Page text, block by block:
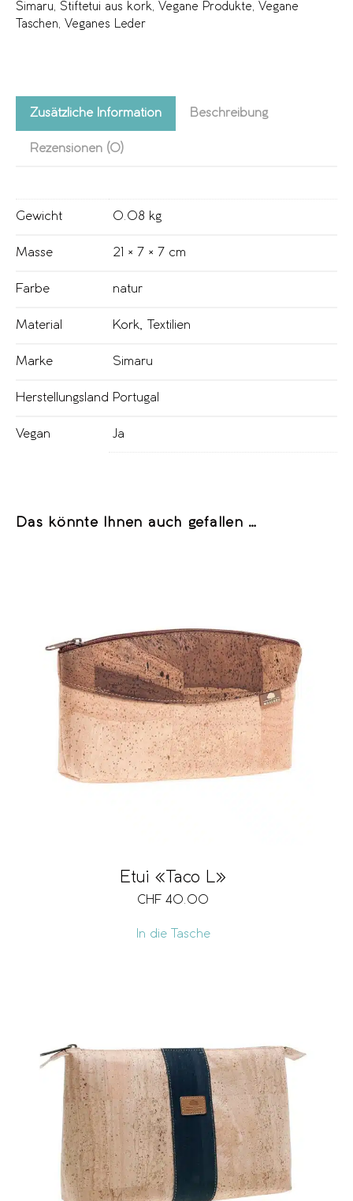
Simaru
Stiftetui aus kork Vegane Produkte
Vegane
Taschen
Veganes Leder
Zusätzliche Information Beschreibung
Rezensionen (0)
Gewicht 0.08 kg
Masse 21 × 7 × 7 cm
Farbe natur
Material Kork Textilien
Marke Simaru
Herstellungsland Portugal
Vegan Ja
Das könnte Ihnen auch gefallen …
Etui «Taco L»
CHF 40.00
In die Tasche